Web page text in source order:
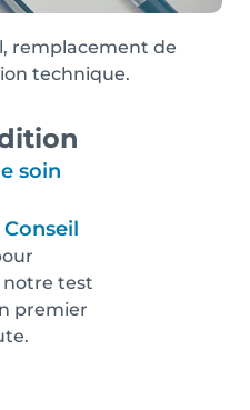
remplacement de
technique.
soin
notre test
premier